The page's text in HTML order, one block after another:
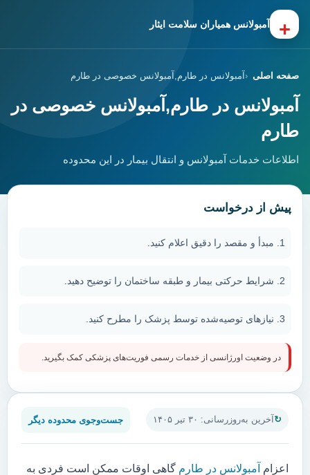
+ آمبولانس همیاران سلامت ایثار
صفحه اصلی آمبولانس در طارم,آمبولانس خصوصی در طارم
آمبولانس در طارم,آمبولانس خصوصی در
طارم
اطلاعات خدمات آمبولانس و انتقال بیمار در این محدوده
آخرین به‌روزرسانی: ۳۰ تیر ۱۴۰۵ جست‌وجوی محدوده دیگر
اعزام آمبولانس در طارم گاهی اوقات ممکن است فردی به
پیش از درخواست
مبدأ و مقصد را دقیق اعلام کنید.
شرایط حرکتی بیمار و طبقه ساختمان را توضیح دهید.
نیازهای توصیه‌شده توسط پزشک را مطرح کنید.
در وضعیت اورژانسی از خدمات رسمی فوریت‌های پزشکی کمک بگیرید.